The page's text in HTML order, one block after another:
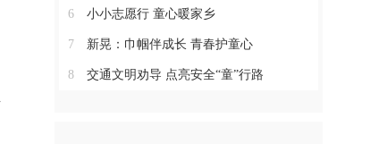
6 小小志愿行 童心暖家乡
7 新晃：巾帼伴成长 青春护童心
8 交通文明劝导 点亮安全“童”行路